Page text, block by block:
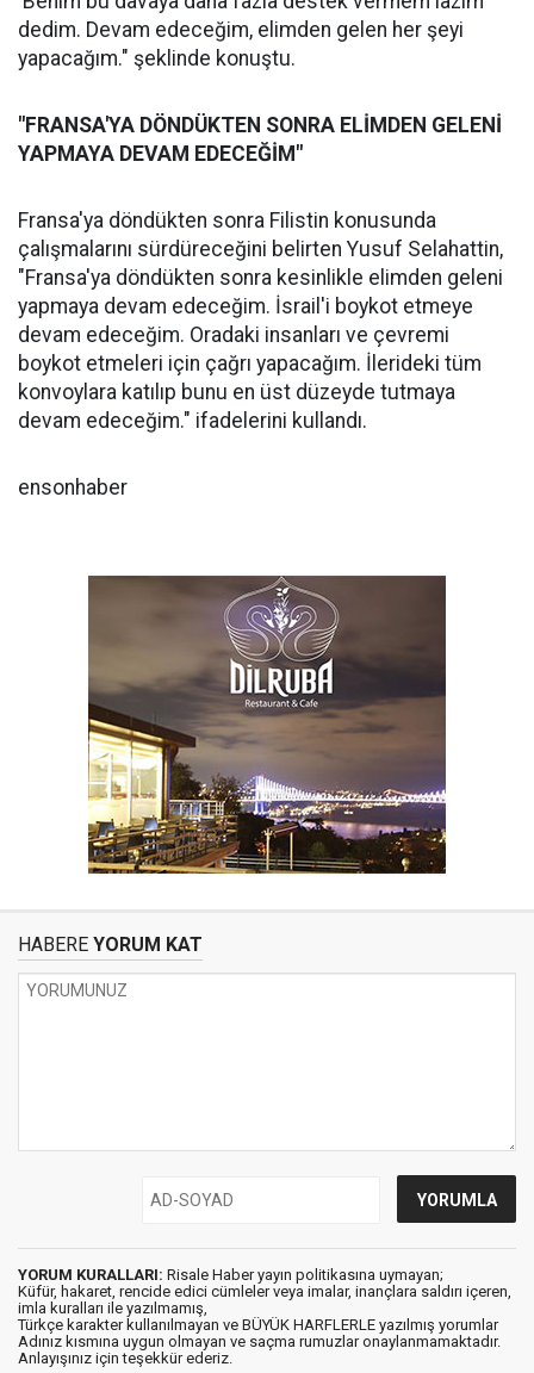
dedim. Devam edeceğim, elimden gelen her şeyi
yapacağım." şeklinde konuştu.
"FRANSA'YA DÖNDÜKTEN SONRA ELİMDEN GELENİ
YAPMAYA DEVAM EDECEĞİM"
Fransa'ya döndükten sonra Filistin konusunda
çalışmalarını sürdüreceğini belirten Yusuf Selahattin,
"Fransa'ya döndükten sonra kesinlikle elimden geleni
yapmaya devam edeceğim. İsrail'i boykot etmeye
devam edeceğim. Oradaki insanları ve çevremi
boykot etmeleri için çağrı yapacağım. İlerideki tüm
konvoylara katılıp bunu en üst düzeyde tutmaya
devam edeceğim." ifadelerini kullandı.
ensonhaber
HABERE YORUM KAT
YORUM KURALLARI: Risale Haber yayın politikasına uymayan;
Küfür, hakaret, rencide edici cümleler veya imalar, inançlara saldırı içeren,
imla kuralları ile yazılmamış,
Türkçe karakter kullanılmayan ve BÜYÜK HARFLERLE yazılmış yorumlar
Adınız kısmına uygun olmayan ve saçma rumuzlar onaylanmamaktadır.
Anlayışınız için teşekkür ederiz.